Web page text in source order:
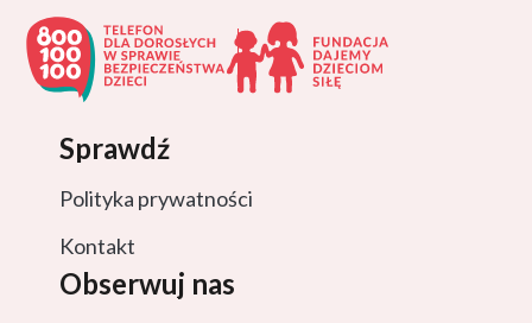
Sprawdź
Polityka prywatności
Kontakt
Obserwuj nas